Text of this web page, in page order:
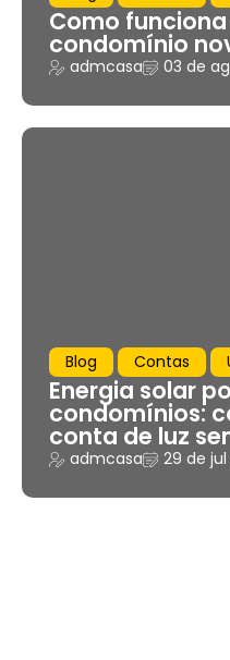
Como
condomínio
admcasa 03 de
Blog Contas
Energia solar
condomínios:
conta de luz
admcasa 29 de